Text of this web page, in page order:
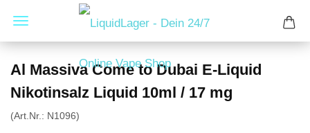
Al Massiva Come to Dubai E-Liquid
Nikotinsalz Liquid 10ml / 17 mg
(Art.Nr.: N1096)